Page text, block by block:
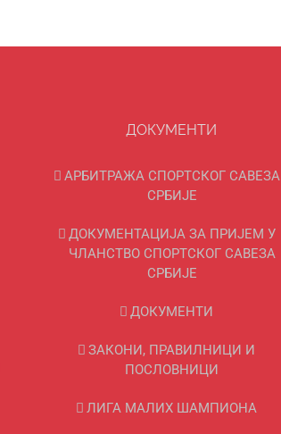
ДОКУМЕНТИ
АРБИТРАЖА СПОРТСКОГ САВЕЗА
СРБИЈЕ
ДОКУМЕНТАЦИЈА ЗА ПРИЈЕМ У
ЧЛАНСТВО СПОРТСКОГ САВЕЗА
СРБИЈЕ
ДОКУМЕНТИ
ЗАКОНИ, ПРАВИЛНИЦИ И
ПОСЛОВНИЦИ
ЛИГА МАЛИХ ШАМПИОНА